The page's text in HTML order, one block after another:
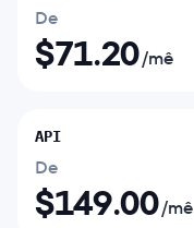
De
$71.20/mê
API
De
$149.00/mê